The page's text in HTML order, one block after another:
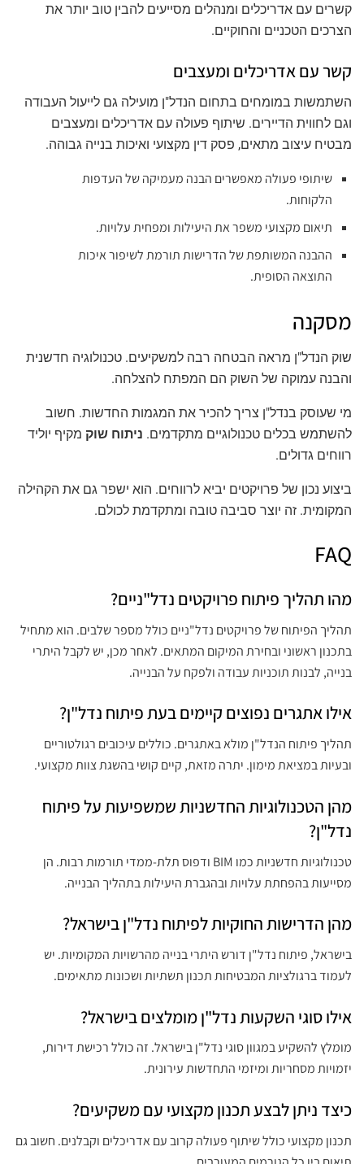
קשרים עם אדריכלים ומנהלים מסייעים להבין טוב יותר את
הצרכים הטכניים והחוקיים.
קשר עם אדריכלים ומעצבים
השתמשות במומחים בתחום הנדל"ן מועילה גם לייעול העבודה
וגם לחווית הדיירים. שיתוף פעולה עם אדריכלים ומעצבים
מבטיח עיצוב מתאים, פסק דין מקצועי ואיכות בנייה גבוהה.
שיתופי פעולה מאפשרים הבנה מעמיקה של העדפות
הלקוחות.
תיאום מקצועי משפר את היעילות ומפחית עלויות.
ההבנה המשותפת של הדרישות תורמת לשיפור איכות
התוצאה הסופית.
מסקנה
שוק הנדל"ן מראה הבטחה רבה למשקיעים. טכנולוגיה חדשנית
והבנה עמוקה של השוק הם המפתח להצלחה.
מי שעוסק בנדל"ן צריך להכיר את המגמות החדשות. חשוב
להשתמש בכלים טכנולוגיים מתקדמים. ניתוח שוק מקיף יוליד
רווחים גדולים.
ביצוע נכון של פרויקטים יביא לרווחים. הוא ישפר גם את הקהילה
המקומית. זה יוצר סביבה טובה ומתקדמת לכולם.
FAQ
מהו תהליך פיתוח פרויקטים נדל"ניים?
תהליך הפיתוח של פרויקטים נדל"ניים כולל מספר שלבים. הוא מתחיל
בתכנון ראשוני ובחירת המיקום המתאים. לאחר מכן, יש לקבל היתרי
בנייה, לבנות תוכניות עבודה ולפקח על הבנייה.
אילו אתגרים נפוצים קיימים בעת פיתוח נדל"ן?
תהליך פיתוח הנדל"ן מולא באתגרים. כוללים עיכובים רגולטוריים
ובעיות במציאת מימון. יתרה מזאת, קיים קושי בהשגת צוות מקצועי.
מהן הטכנולוגיות החדשניות שמשפיעות על פיתוח
נדל"ן?
טכנולוגיות חדשניות כמו BIM ודפוס תלת-ממדי תורמות רבות. הן
מסייעות בהפחתת עלויות ובהגברת היעילות בתהליך הבנייה.
מהן הדרישות החוקיות לפיתוח נדל"ן בישראל?
בישראל, פיתוח נדל"ן דורש היתרי בנייה מהרשויות המקומיות. יש
לעמוד ברגולציות המבטיחות תכנון תשתיות ושכונות מתאימים.
אילו סוגי השקעות נדל"ן מומלצים בישראל?
מומלץ להשקיע במגוון סוגי נדל"ן בישראל. זה כולל רכישת דירות,
יזמויות מסחריות ומיזמי התחדשות עירונית.
כיצד ניתן לבצע תכנון מקצועי עם משקיעים?
תכנון מקצועי כולל שיתוף פעולה קרוב עם אדריכלים וקבלנים. חשוב גם